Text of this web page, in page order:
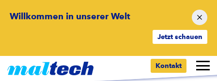
Willkommen in unserer Welt
Jetzt schauen
Kontakt
Datenschutz